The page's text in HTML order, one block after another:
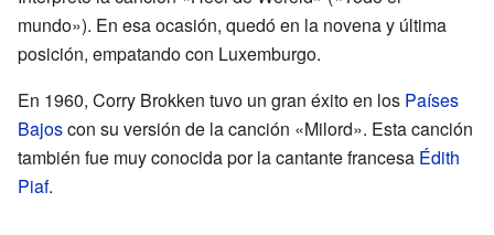
mundo»). En esa ocasión, quedó en la novena y última
posición, empatando con Luxemburgo.
En 1960, Corry Brokken tuvo un gran éxito en los Países
Bajoscon su versión de la canción «Milord». Esta canción
también fue muy conocida por la cantante francesa Édith
Piaf.